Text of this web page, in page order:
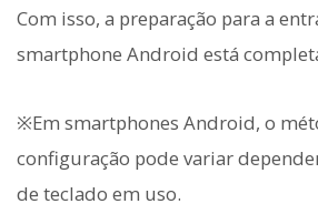
Com isso, a preparação para a
smartphone Android está
※Em smartphones Android, o
configuração pode variar
de teclado em uso.